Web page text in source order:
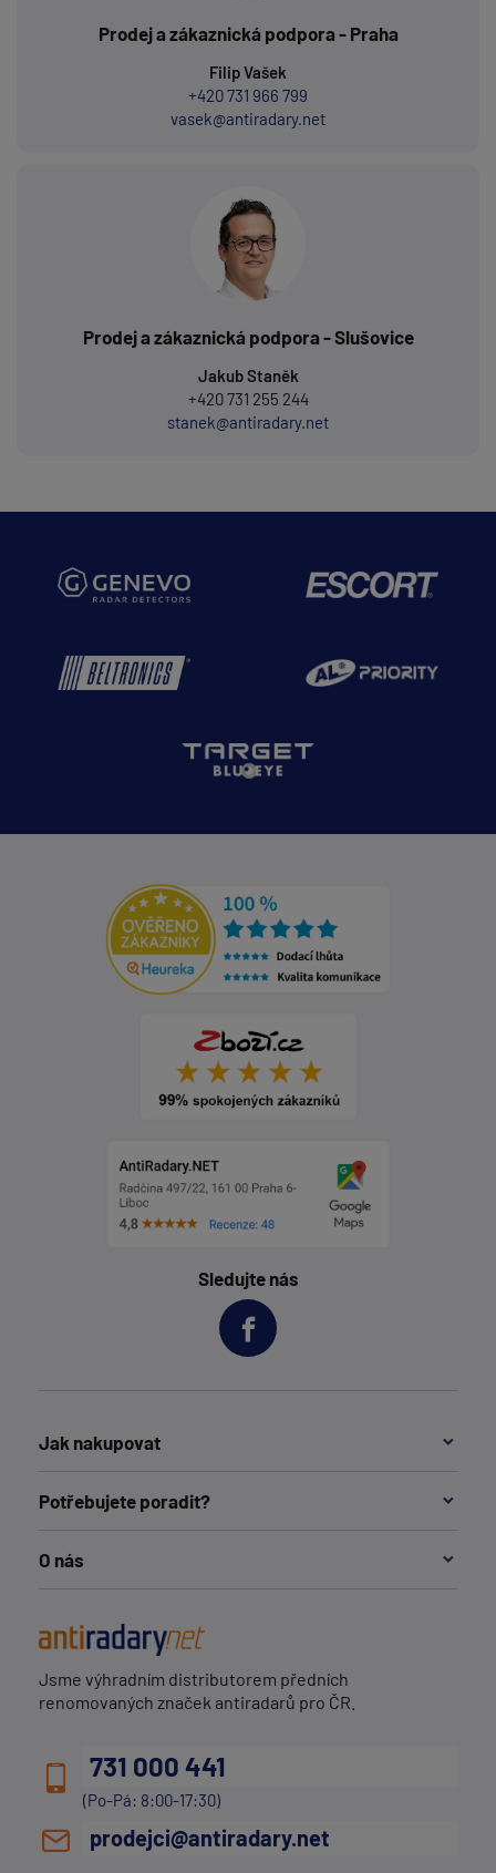
Prodej a zákaznická podpora - Praha
Filip Vašek
+420 731 966 799
vasek@antiradary.net
Prodej a zákaznická podpora - Slušovice
Jakub Staněk
+420 731 255 244
stanek@antiradary.net
Sledujte nás
Jak nakupovat
Potřebujete poradit?
O nás
Jsme výhradním distributorem předních
renomovaných značek antiradarů pro ČR.
731 000 441
(Po-Pá: 8:00-17:30)
prodejci@antiradary.net